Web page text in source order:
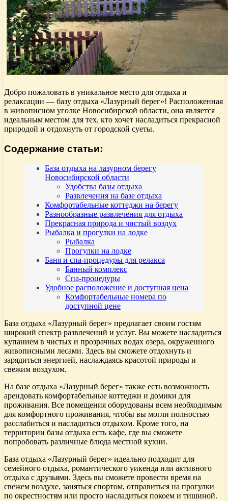
Добро пожаловать в уникальное место для отдыха и
релаксации — базу отдыха «Лазурный берег»! Расположенная
в живописном уголке Новосибирской области, она является
идеальным местом для тех, кто хочет насладиться прекрасной
природой и отдохнуть от городской суеты.
Содержание статьи:
База отдыха на лазурном берегу
Новосибирской области
Удобства базы отдыха
Развлечения на базе отдыха
Комфортабельные коттеджи на берегу
Разнообразные развлечения для отдыха
Прекрасная природа и чистый воздух
Рыбалка и прогулки на лодке
Рыбалка
Прогулки на лодке
Баня и спа-процедуры для релакса
Банный комплекс
Спа-процедуры
Удобное расположение и доступная цена
Комфортабельные номера по
доступной цене
База отдыха «Лазурный берег» предлагает своим гостям
широкий спектр развлечений и услуг. Вы можете насладиться
купанием в чистых и прозрачных водах озера, окруженного
живописными лесами. Здесь вы сможете отдохнуть и
зарядиться энергией, наслаждаясь красотой природы и
свежим воздухом.
На базе отдыха «Лазурный берег» также есть возможность
арендовать комфортабельные коттеджи и домики для
проживания. Все помещения оборудованы всем необходимым
для комфортного проживания, чтобы вы могли полностью
расслабиться и насладиться отдыхом. Кроме того, на
территории базы отдыха есть кафе, где вы сможете
попробовать различные блюда местной кухни.
База отдыха «Лазурный берег» идеально подходит для
семейного отдыха, романтического уикенда или активного
отдыха с друзьями. Здесь вы сможете провести время на
свежем воздухе, заняться спортом, отправиться на прогулки
по окрестностям или просто насладиться покоем и тишиной.